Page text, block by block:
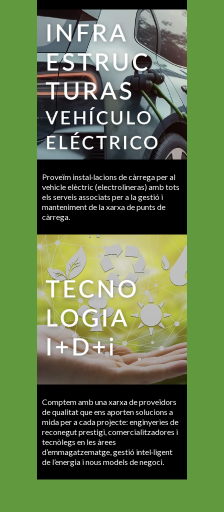
Proveïm instal·lacions de càrrega per al
vehicle elèctric (electrolineras) amb tots
els serveis associats per a la gestió i
manteniment de la xarxa de punts de
càrrega.
Comptem amb una xarxa de proveïdors
de qualitat que ens aporten solucions a
mida per a cada projecte: enginyeries de
reconegut prestigi, comercialitzadores i
tecnòlegs en les àrees
d’emmagatzematge, gestió intel·ligent
de l’energia i nous models de negoci.